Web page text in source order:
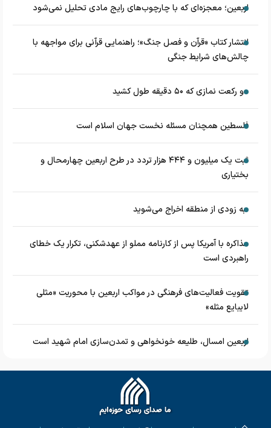
اربعین؛ معجزه‌ای که با چارچوب‌های رایج مادی تحلیل نمی‌شود
انتشار کتاب «قرآن و فصل جنگ»؛ راهنمایی قرآنی برای مواجهه با
چالش‌های شرایط جنگی
دو رکعت نمازی که ۵۰ دقیقه طول کشید
فلسطین همچنان مسئله نخست جهان اسلام است
ثبت یک میلیون و ۴۴۴ هزار تردد در طرح اربعین چهارمحال و
بختیاری
به زودی از منطقه اخراج می‌شوید
مذاکره با آمریکا پس از کارنامه مملو از عهدشکنی، تکرار یک خطای
راهبردی است
تقویت فعالیت‌های فرهنگی در مواکب اربعین با محوریت «مثلی
لایبایع مثله»
اربعین امسال، طلیعه خونخواهی و تمدن‌سازی امام شهید است